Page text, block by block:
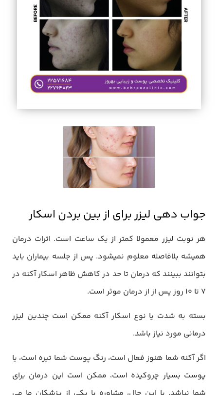
جواب دهی لیزر برای از بین بردن اسکار
هر نوبت لیزر معمولا کمتر از یک ساعت است. اثرات درمان
همیشه بلافاصله معلوم نمیشود. پس از جلسه بیماران باید
بتوانند ببینند که درمان تا حد در کاهش ظاهر اسکار آکنه در
7 تا 10 روز پس از از درمان موثر است.
بسته به شدت یا نوع اسکار آکنه ممکن است چندین لیزر
درمانی مورد نیاز باشد.
اگر آکنه شما هنوز فعال است، رنگ پوست شما تیره است، یا
پوست بسیار چروکیده است، ممکن است این درمان برای